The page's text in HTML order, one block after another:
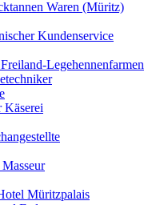
Waren (Müritz)
Kundenservice
Legehennenfarmen
Käserei
Müritzpalais